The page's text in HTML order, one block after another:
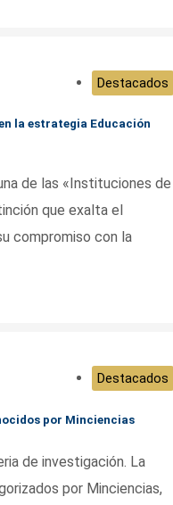
Destacados
la estrategia Educación
de las «Instituciones de
que exalta el
compromiso con la
Destacados
por Minciencias
de investigación. La
por Minciencias,